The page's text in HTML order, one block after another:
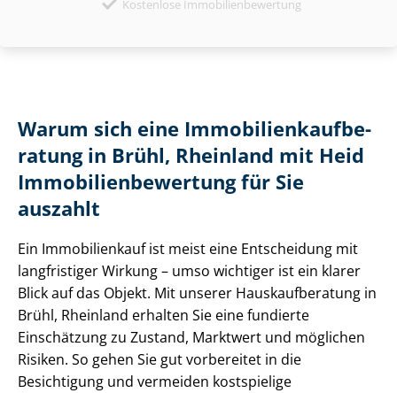
Kostenlose Immobilienbewertung
Warum sich eine Im­mo­bi­li­en­kauf­be­
ra­tung in Brühl, Rheinland mit Heid
Im­mo­bi­li­en­be­wer­tung für Sie
auszahlt
Ein Immobilienkauf ist meist eine Entscheidung mit
langfristiger Wirkung – umso wichtiger ist ein klarer
Blick auf das Objekt. Mit unserer Haus­kauf­be­ra­tung in
Brühl, Rheinland erhalten Sie eine fundierte
Einschätzung zu Zustand, Marktwert und möglichen
Risiken. So gehen Sie gut vorbereitet in die
Besichtigung und vermeiden kostspielige